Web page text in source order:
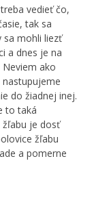
vedieť čo,
tak sa
sa mohli liezť
a dnes je na
Neviem ako
do žiadnej inej.
to taká
je dosť
žľabu
a pomerne